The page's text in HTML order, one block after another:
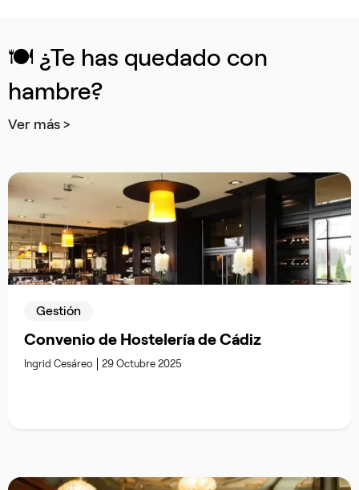
🍽️ ¿Te has quedado con
hambre?
Ver más >
Gestión
Convenio de Hostelería de Cádiz
Ingrid Cesáreo 29 Octubre 2025